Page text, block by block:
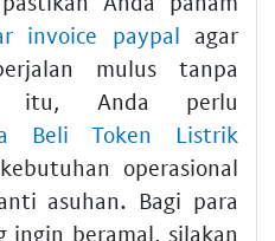
invoice paypal agar
mulus tanpa
itu, Anda perlu
Beli Token Listrik
operasional
asuhan. Bagi para
ingin beramal, silakan